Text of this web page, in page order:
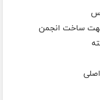
جهت ساخت انجمن